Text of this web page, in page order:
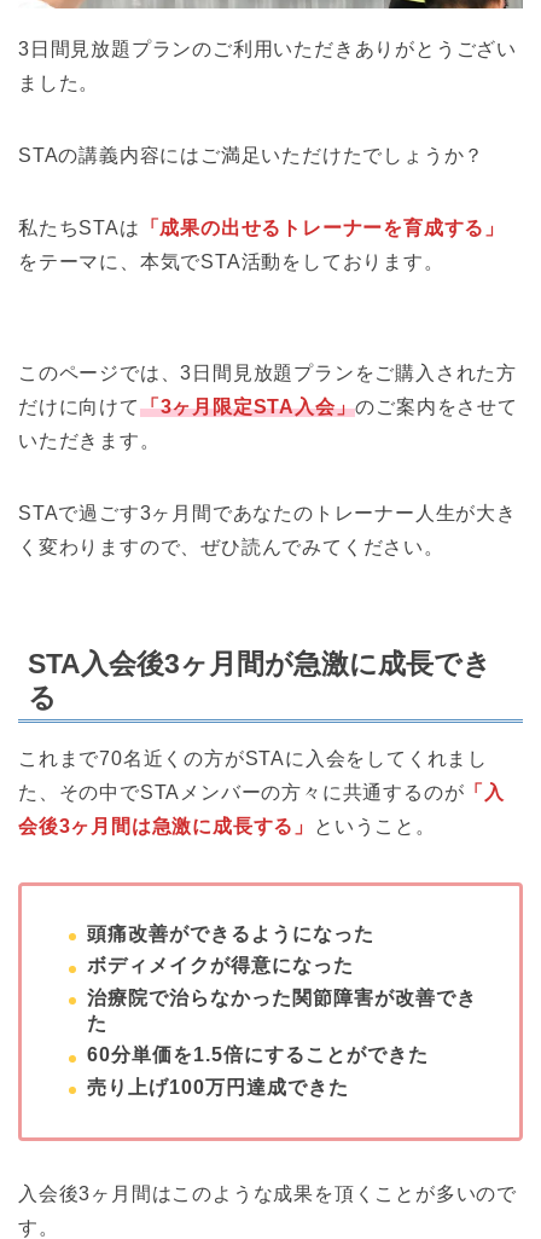
3日間見放題プランのご利用いただきありがとうござい
ました。
STAの講義内容にはご満足いただけたでしょうか？
私たちSTAは 「成果の出せるトレーナーを育成する」
をテーマに、本気でSTA活動をしております。
このページでは、3日間見放題プランをご購入された方
だけに向けて「3ヶ月限定STA入会」のご案内をさせて
いただきます。
STAで過ごす3ヶ月間であなたのトレーナー人生が大き
く変わりますので、ぜひ読んでみてください。
STA入会後3ヶ月間が急激に成長でき
る
これまで70名近くの方がSTAに入会をしてくれまし
た、その中でSTAメンバーの方々に共通するのが 「入
会後3ヶ月間は急激に成長する」
ということ。
頭痛改善ができるようになった
ボディメイクが得意になった
治療院で治らなかった関節障害が改善でき
た
60分単価を1.5倍にすることができた
売り上げ100万円達成できた
入会後3ヶ月間はこのような成果を頂くことが多いので
す。